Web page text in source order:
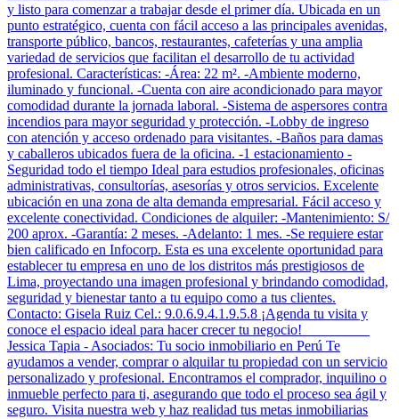
y listo para comenzar a trabajar desde el primer día. Ubicada en un
punto estratégico, cuenta con fácil acceso a las principales avenidas,
transporte público, bancos, restaurantes, cafeterías y una amplia
variedad de servicios que facilitan el desarrollo de tu actividad
profesional. Características: -Área: 22 m². -Ambiente moderno,
iluminado y funcional. -Cuenta con aire acondicionado para mayor
comodidad durante la jornada laboral. -Sistema de aspersores contra
incendios para mayor seguridad y protección. -Lobby de ingreso
con atención y acceso ordenado para visitantes. -Baños para damas
y caballeros ubicados fuera de la oficina. -1 estacionamiento -
Seguridad todo el tiempo Ideal para estudios profesionales, oficinas
administrativas, consultorías, asesorías y otros servicios. Excelente
ubicación en una zona de alta demanda empresarial. Fácil acceso y
excelente conectividad. Condiciones de alquiler: -Mantenimiento: S/
200 aprox. -Garantía: 2 meses. -Adelanto: 1 mes. -Se requiere estar
bien calificado en Infocorp. Esta es una excelente oportunidad para
establecer tu empresa en uno de los distritos más prestigiosos de
Lima, proyectando una imagen profesional y brindando comodidad,
seguridad y bienestar tanto a tu equipo como a tus clientes.
Contacto: Gisela Ruiz Cel.: 9.0.6.9.4.1.9.5.8 ¡Agenda tu visita y
conoce el espacio ideal para hacer crecer tu negocio! _________
Jessica Tapia - Asociados: Tu socio inmobiliario en Perú Te
ayudamos a vender, comprar o alquilar tu propiedad con un servicio
personalizado y profesional. Encontramos el comprador, inquilino o
inmueble perfecto para ti, asegurando que todo el proceso sea ágil y
seguro. Visita nuestra web y haz realidad tus metas inmobiliarias